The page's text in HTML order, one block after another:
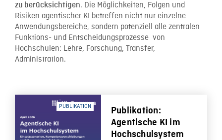
zu berücksichtigen. Die Möglichkeiten, Folgen und
Risiken agentischer KI betreffen nicht nur einzelne
Anwendungsbereiche, sondern potenziell alle zentralen
Funktions- und Entscheidungsprozesse von
Hochschulen: Lehre, Forschung, Transfer,
Administration.
PUBLIKATION
Publikation:
Agentische KI im
Hochschulsystem